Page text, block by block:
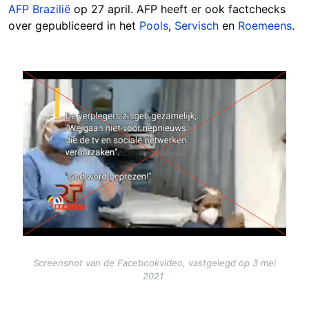
AFP Brazilië op 27 april. AFP heeft er ook factchecks
over gepubliceerd in het Pools, Servisch en Roemeens.
Image
Screenshot van de Facebookvideo, vastgelegd op 3 mei
2021